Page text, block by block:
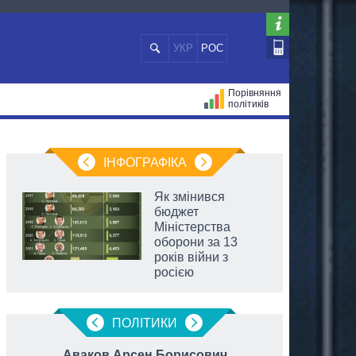
УКР РОС
Порівняння
політиків
ІНФОГРАФІКА
Як змінився
бюджет
Міністерства
оборони за 13
років війни з
росією
ПОЛIТИКИ